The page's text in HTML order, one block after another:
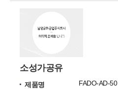
소성가공유
제품명
FADO-AD-50